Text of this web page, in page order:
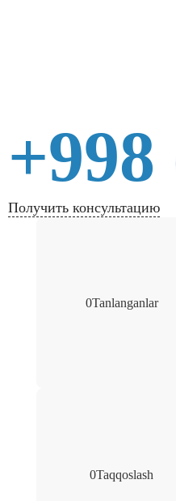
+998
Получить консультацию
0Tanlanganlar
0Taqqoslash